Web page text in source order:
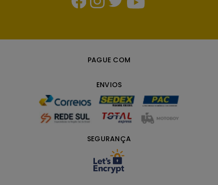
PAGUE COM
ENVIOS
SEGURANÇA